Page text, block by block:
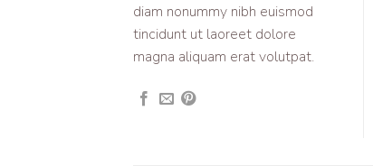
diam nonummy nibh euismod
tincidunt ut laoreet dolore
magna aliquam erat volutpat.